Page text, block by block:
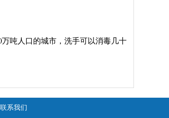
万吨人口的城市，洗手可以消毒几十
联系我们